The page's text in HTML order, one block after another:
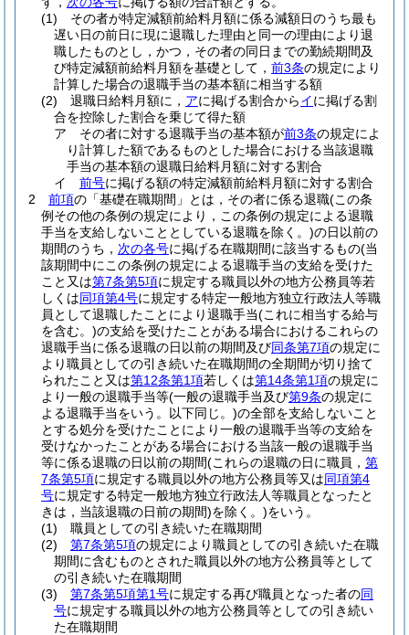
(1)
その者が特定減額前給料月額に係る減額日のうち最も
遅い日の前日に現に退職した理由と同一の理由により退
職したものとし，かつ，その者の同日までの勤続期間及
び特定減額前給料月額を基礎として， 前3条の規定により
計算した場合の退職手当の基本額に相当する額
(2)
退職日給料月額に， アに掲げる割合からイに掲げる割
合を控除した割合を乗じて得た額
ア
その者に対する退職手当の基本額が前3条の規定によ
り計算した額であるものとした場合における当該退職
手当の基本額の退職日給料月額に対する割合
イ
前号に掲げる額の特定減額前給料月額に対する割合
2
前項の「基礎在職期間」とは，その者に係る退職(この条
例その他の条例の規定により，この条例の規定による退職
手当を支給しないこととしている退職を除く。)の日以前の
期間のうち， 次の各号に掲げる在職期間に該当するもの(当
該期間中にこの条例の規定による退職手当の支給を受けた
こと又は第7条第5項に規定する職員以外の地方公務員等若
しくは同項第4号に規定する特定一般地方独立行政法人等職
員として退職したことにより退職手当(これに相当する給与
を含む。)の支給を受けたことがある場合におけるこれらの
退職手当に係る退職の日以前の期間及び同条第7項の規定に
より職員としての引き続いた在職期間の全期間が切り捨て
られたこと又は第12条第1項若しくは第14条第1項の規定に
より一般の退職手当等(一般の退職手当及び第9条の規定に
よる退職手当をいう。以下同じ。)の全部を支給しないこと
とする処分を受けたことにより一般の退職手当等の支給を
受けなかったことがある場合における当該一般の退職手当
等に係る退職の日以前の期間(これらの退職の日に職員， 第
7条第5項に規定する職員以外の地方公務員等又は同項第4
号に規定する特定一般地方独立行政法人等職員となったと
きは，当該退職の日前の期間)を除く。)をいう。
(1)
職員としての引き続いた在職期間
(2)
第7条第5項の規定により職員としての引き続いた在職
期間に含むものとされた職員以外の地方公務員等として
の引き続いた在職期間
(3)
第7条第5項第1号に規定する再び職員となった者の同
号に規定する職員以外の地方公務員等としての引き続い
た在職期間